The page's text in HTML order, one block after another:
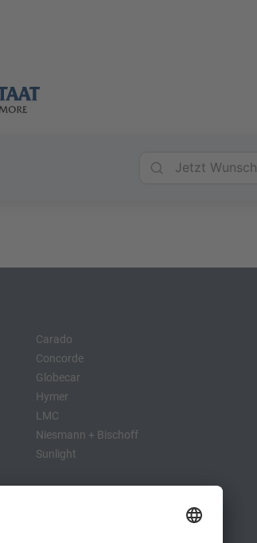
Carado
Concorde
Globecar
Hymer
LMC
Niesmann + Bischoff
Sunlight